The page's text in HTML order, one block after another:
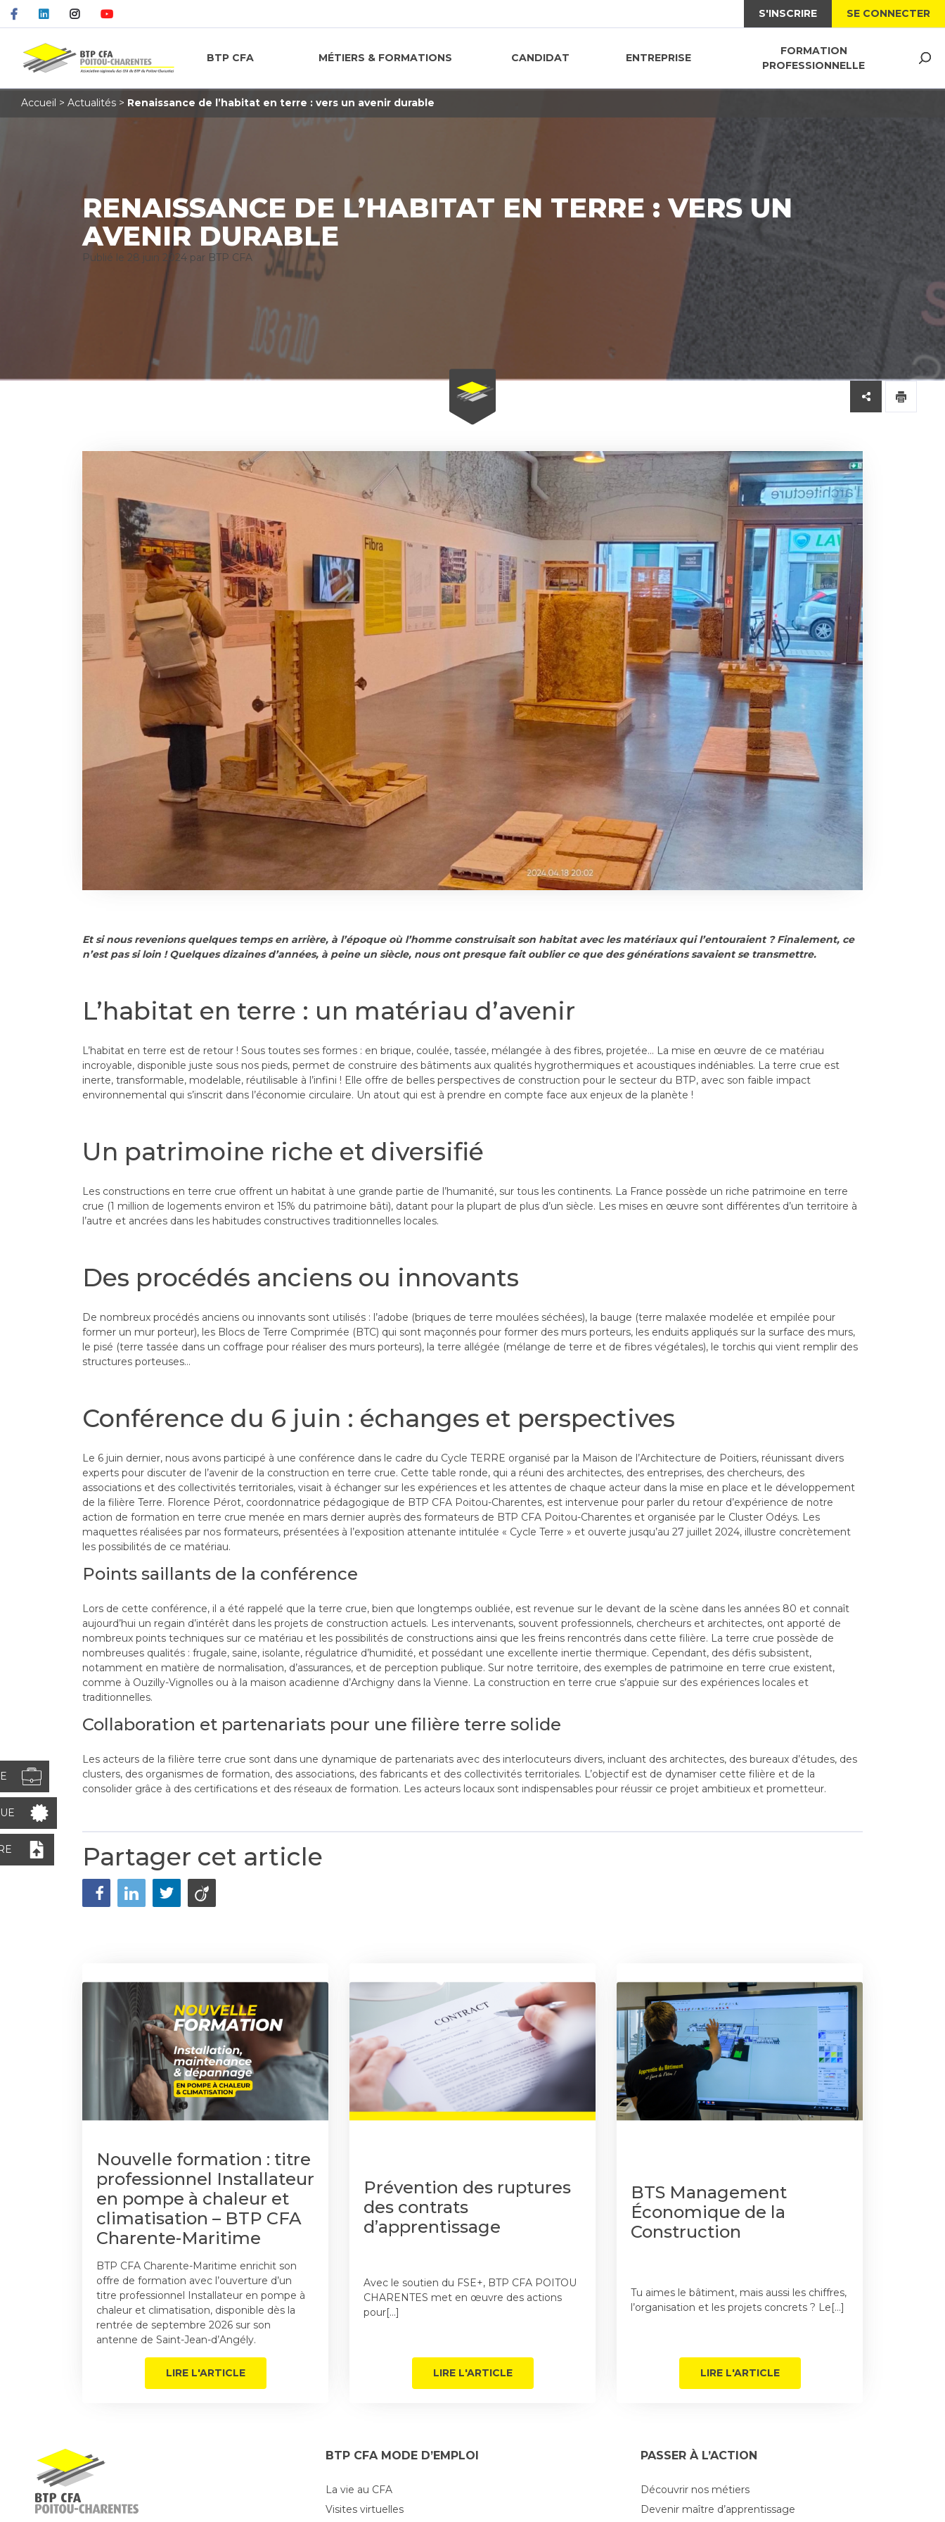
S'INSCRIRE SE CONNECTER
BTP CFA MÉTIERS & FORMATIONS CANDIDAT ENTREPRISE
FORMATION
PROFESSIONNELLE
RENAISSANCE DE L’HABITAT EN TERRE : VERS UN
AVENIR DURABLE
Publié le 28 juin 2024 par BTP CFA
Accueil > Actualités > Renaissance de l’habitat en terre : vers un avenir durable
Et si nous revenions quelques temps en arrière, à l’époque où l’homme construisait son habitat avec les matériaux qui l’entouraient ? Finalement, ce
n’est pas si loin ! Quelques dizaines d’années, à peine un siècle, nous ont presque fait oublier ce que des générations savaient se transmettre.
L’habitat en terre : un matériau d’avenir
L’habitat en terre est de retour ! Sous toutes ses formes : en brique, coulée, tassée, mélangée à des fibres, projetée… La mise en œuvre de ce matériau
incroyable, disponible juste sous nos pieds, permet de construire des bâtiments aux qualités hygrothermiques et acoustiques indéniables. La terre crue est
inerte, transformable, modelable, réutilisable à l’infini ! Elle offre de belles perspectives de construction pour le secteur du BTP, avec son faible impact
environnemental qui s’inscrit dans l’économie circulaire. Un atout qui est à prendre en compte face aux enjeux de la planète !
Un patrimoine riche et diversifié
Les constructions en terre crue offrent un habitat à une grande partie de l’humanité, sur tous les continents. La France possède un riche patrimoine en terre
crue (1 million de logements environ et 15% du patrimoine bâti), datant pour la plupart de plus d’un siècle. Les mises en œuvre sont différentes d’un territoire à
l’autre et ancrées dans les habitudes constructives traditionnelles locales.
Des procédés anciens ou innovants
De nombreux procédés anciens ou innovants sont utilisés : l’adobe (briques de terre moulées séchées), la bauge (terre malaxée modelée et empilée pour
former un mur porteur), les Blocs de Terre Comprimée (BTC) qui sont maçonnés pour former des murs porteurs, les enduits appliqués sur la surface des murs,
le pisé (terre tassée dans un coffrage pour réaliser des murs porteurs), la terre allégée (mélange de terre et de fibres végétales), le torchis qui vient remplir des
structures porteuses…
Conférence du 6 juin : échanges et perspectives
Le 6 juin dernier, nous avons participé à une conférence dans le cadre du Cycle TERRE organisé par la Maison de l’Architecture de Poitiers, réunissant divers
experts pour discuter de l’avenir de la construction en terre crue. Cette table ronde, qui a réuni des architectes, des entreprises, des chercheurs, des
associations et des collectivités territoriales, visait à échanger sur les expériences et les attentes de chaque acteur dans la mise en place et le développement
de la filière Terre. Florence Pérot, coordonnatrice pédagogique de BTP CFA Poitou-Charentes, est intervenue pour parler du retour d’expérience de notre
action de formation en terre crue menée en mars dernier auprès des formateurs de BTP CFA Poitou-Charentes et organisée par le Cluster Odéys. Les
maquettes réalisées par nos formateurs, présentées à l’exposition attenante intitulée « Cycle Terre » et ouverte jusqu’au 27 juillet 2024, illustre concrètement
les possibilités de ce matériau.
Points saillants de la conférence
Lors de cette conférence, il a été rappelé que la terre crue, bien que longtemps oubliée, est revenue sur le devant de la scène dans les années 80 et connaît
aujourd’hui un regain d’intérêt dans les projets de construction actuels. Les intervenants, souvent professionnels, chercheurs et architectes, ont apporté de
nombreux points techniques sur ce matériau et les possibilités de constructions ainsi que les freins rencontrés dans cette filière. La terre crue possède de
nombreuses qualités : frugale, saine, isolante, régulatrice d’humidité, et possédant une excellente inertie thermique. Cependant, des défis subsistent,
notamment en matière de normalisation, d’assurances, et de perception publique. Sur notre territoire, des exemples de patrimoine en terre crue existent,
comme à Ouzilly-Vignolles ou à la maison acadienne d’Archigny dans la Vienne. La construction en terre crue s’appuie sur des expériences locales et
traditionnelles.
Collaboration et partenariats pour une filière terre solide
Les acteurs de la filière terre crue sont dans une dynamique de partenariats avec des interlocuteurs divers, incluant des architectes, des bureaux d’études, des
clusters, des organismes de formation, des associations, des fabricants et des collectivités territoriales. L’objectif est de dynamiser cette filière et de la
consolider grâce à des certifications et des réseaux de formation. Les acteurs locaux sont indispensables pour réussir ce projet ambitieux et prometteur.
Partager cet article
Nouvelle formation : titre
professionnel Installateur
en pompe à chaleur et
climatisation – BTP CFA
Charente-Maritime
BTP CFA Charente-Maritime enrichit son
offre de formation avec l’ouverture d’un
titre professionnel Installateur en pompe à
chaleur et climatisation, disponible dès la
rentrée de septembre 2026 sur son
antenne de Saint-Jean-d’Angély.
LIRE L'ARTICLE
Prévention des ruptures
des contrats
d’apprentissage
Avec le soutien du FSE+, BTP CFA POITOU
CHARENTES met en œuvre des actions
pour[…]
LIRE L'ARTICLE
BTS Management
Économique de la
Construction
Tu aimes le bâtiment, mais aussi les chiffres,
l’organisation et les projets concrets ? Le[…]
LIRE L'ARTICLE
BTP CFA MODE D’EMPLOI
La vie au CFA
Visites virtuelles
PASSER À L’ACTION
Découvrir nos métiers
Devenir maître d’apprentissage